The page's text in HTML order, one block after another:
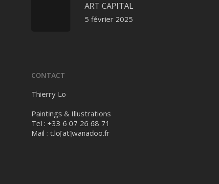
ART CAPITAL
5 février 2025
CONTACT
Thierry Lo
Paintings & Illustrations
Tel : +33 6 07 26 68 71
Mail : t.lo[at]wanadoo.fr